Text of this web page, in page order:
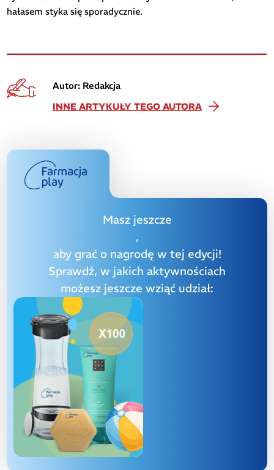
hałasem styka się sporadycznie.
Autor: Redakcja
INNE ARTYKUŁY TEGO AUTORA
Masz jeszcze
,
aby grać o nagrodę w tej edycji!
Sprawdź, w jakich aktywnościach
możesz jeszcze wziąć udział: